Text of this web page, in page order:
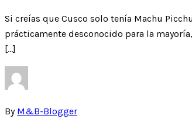
Si creías que Cusco solo tenía Machu
prácticamente desconocido para la
[…]
By M&B-Blogger